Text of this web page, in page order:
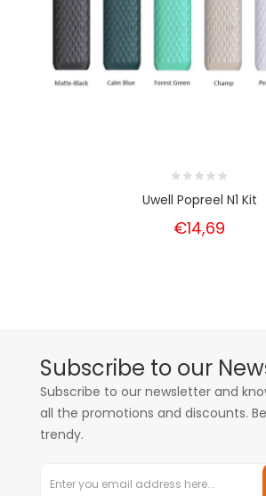
Uwell Popreel N1 Kit
€14,69
Subscribe to our
Subscribe to our newsletter and
all the promotions and discounts.
trendy.